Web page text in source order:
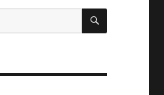
SZUKAJ